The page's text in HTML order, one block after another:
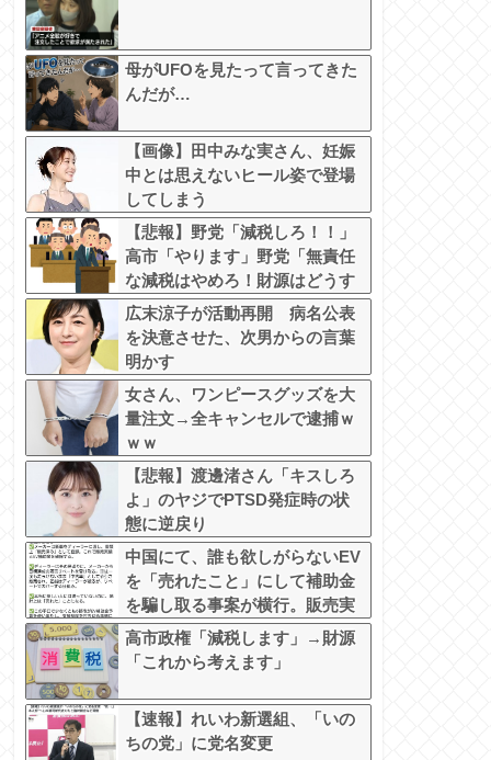
母がUFOを見たって言ってきた
んだが…
【画像】田中みな実さん、妊娠
中とは思えないヒール姿で登場
してしまう
【悲報】野党「減税しろ！！」
高市「やります」野党「無責任
な減税はやめろ！財源はどうす
る????」
広末涼子が活動再開 病名公表
を決意させた、次男からの言葉
明かす
女さん、ワンピースグッズを大
量注文→全キャンセルで逮捕ｗ
ｗｗ
【悲報】渡邊渚さん「キスしろ
よ」のヤジでPTSD発症時の状
態に逆戻り
中国にて、誰も欲しがらないEV
を「売れたこと」にして補助金
を騙し取る事案が横行。販売実
績水増し
高市政権「減税します」→財源
「これから考えます」
【速報】れいわ新選組、「いの
ちの党」に党名変更